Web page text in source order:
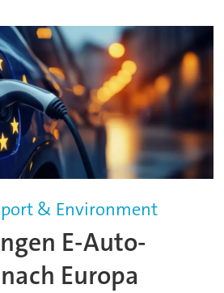
& Environment
E-Auto-
Europa